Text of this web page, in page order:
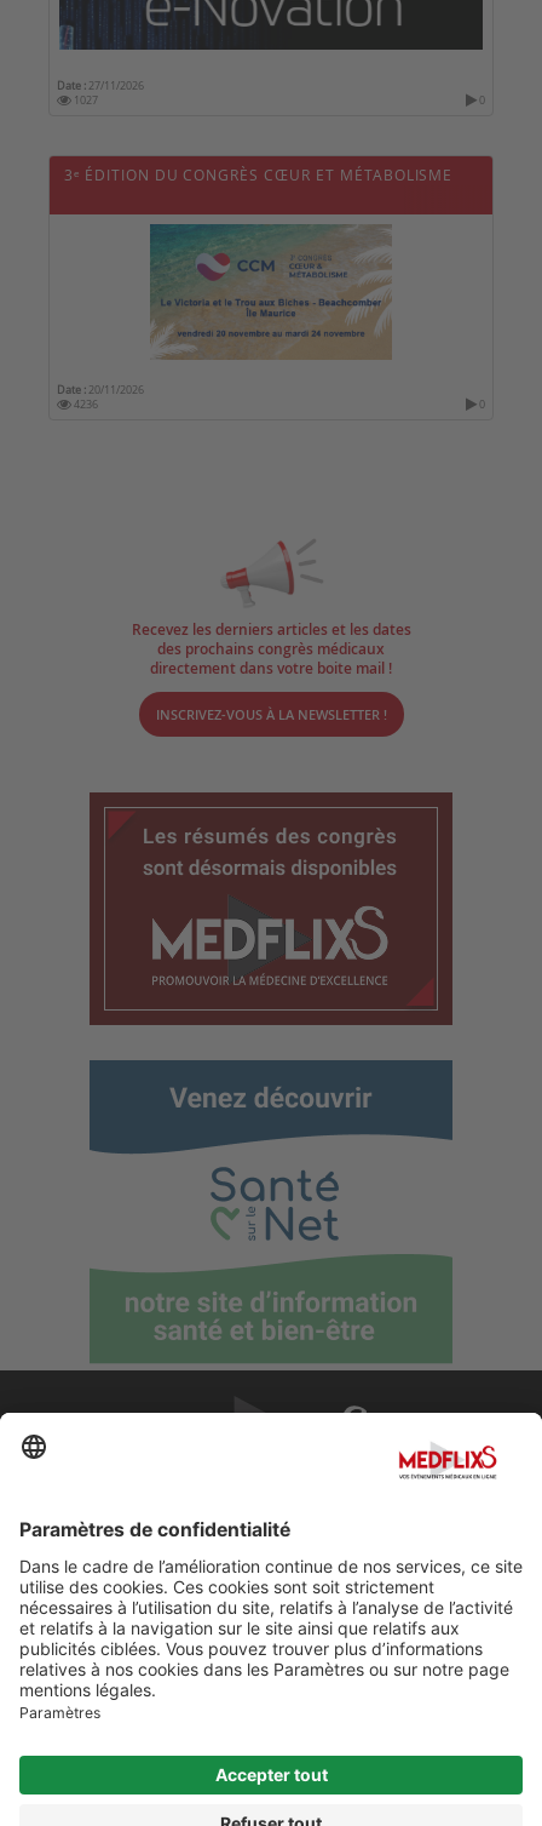
Date : 27/11/2026
1027
0
3ᵉ ÉDITION DU CONGRÈS CŒUR ET MÉTABOLISME
Date : 20/11/2026
4236
0
Recevez les derniers articles et les dates
des prochains congrès médicaux
directement dans votre boite mail !
INSCRIVEZ-VOUS À LA NEWSLETTER !
À propos de MedflixS®
Aide
Contact
Mentions légales